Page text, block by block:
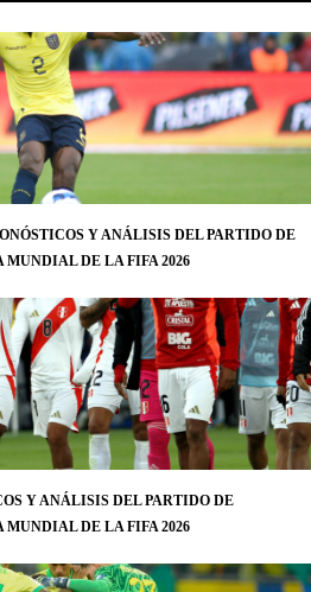
Y ANÁLISIS DEL PARTIDO DE
DE LA FIFA 2026
Y ANÁLISIS DEL PARTIDO DE
DE LA FIFA 2026